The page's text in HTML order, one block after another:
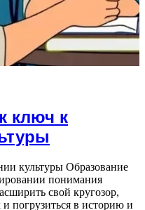
ключ к
культуры Образование
понимания
свой кругозор,
погрузиться в историю и